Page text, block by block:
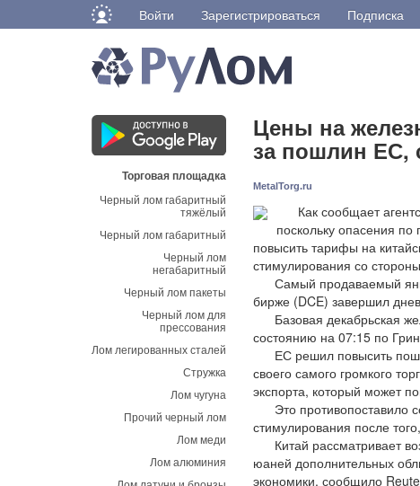
Войти Зарегистрироваться Подписка
Торговая площадка
Черный лом габаритный
тяжёлый
Черный лом габаритный
Черный лом
негабаритный
Черный лом пакеты
Черный лом для
прессования
Лом легированных сталей
Стружка
Лом чугуна
Прочий черный лом
Лом меди
Лом алюминия
Цены на
за пошлин ЕС,
MetalTorg.ru
Как сообщает
поскольку опасения
повысить тарифы на
стимулирования со
Самый продаваемый
бирже (DCE) завершил
Базовая декабрьская
состоянию на 07:15 по
ЕС решил повысить
своего самого громкого
экспорта, который может
Это противопоставило
стимулирования после
Китай рассматривает
юаней дополнительных
экономики, сообщило